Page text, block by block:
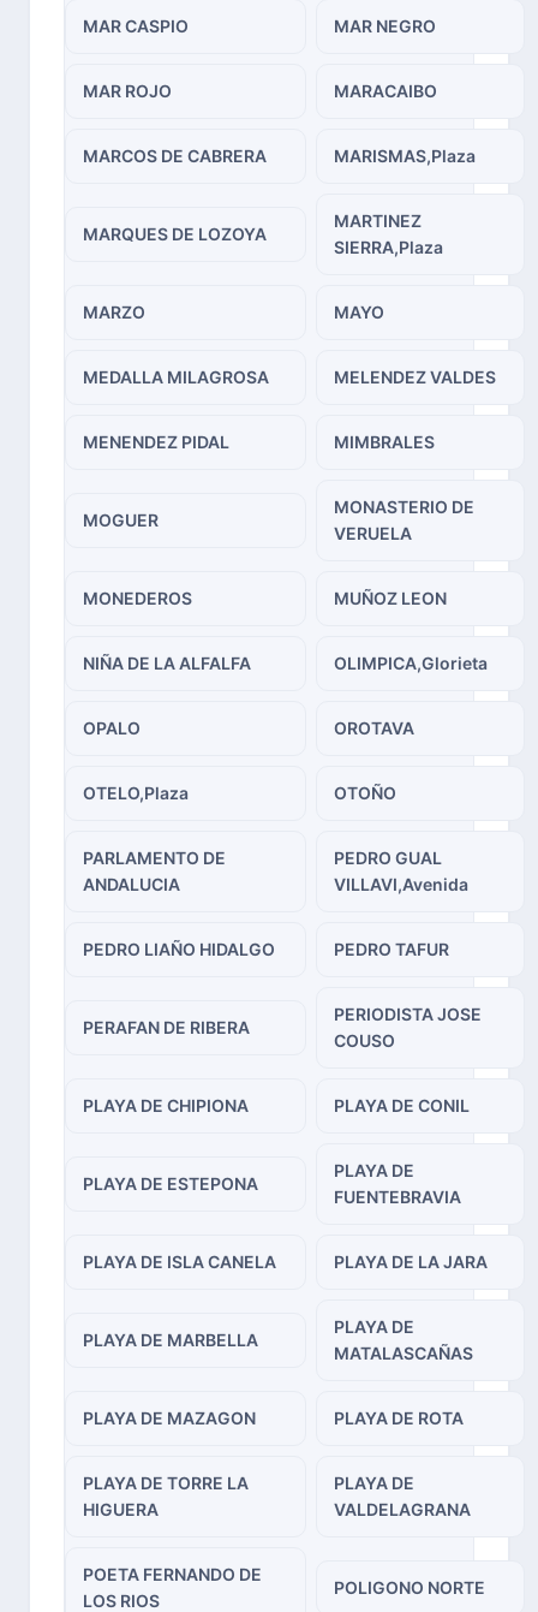
MAR CASPIO MAR NEGRO
MAR ROJO MARACAIBO
MARCOS DE CABRERA MARISMAS,Plaza
MARQUES DE LOZOYA
MARTINEZ
SIERRA,Plaza
MARZO MAYO
MEDALLA MILAGROSA MELENDEZ VALDES
MENENDEZ PIDAL MIMBRALES
MOGUER
MONASTERIO DE
VERUELA
MONEDEROS MUÑOZ LEON
NIÑA DE LA ALFALFA OLIMPICA,Glorieta
OPALO OROTAVA
OTELO,Plaza OTOÑO
PARLAMENTO DE
ANDALUCIA
PEDRO GUAL
VILLAVI,Avenida
PEDRO LIAÑO HIDALGO PEDRO TAFUR
PERAFAN DE RIBERA
PERIODISTA JOSE
COUSO
PLAYA DE CHIPIONA PLAYA DE CONIL
PLAYA DE ESTEPONA
PLAYA DE
FUENTEBRAVIA
PLAYA DE ISLA CANELA PLAYA DE LA JARA
PLAYA DE MARBELLA
PLAYA DE
MATALASCAÑAS
PLAYA DE MAZAGON PLAYA DE ROTA
PLAYA DE TORRE LA
HIGUERA
PLAYA DE
VALDELAGRANA
POETA FERNANDO DE
LOS RIOS
POLIGONO NORTE